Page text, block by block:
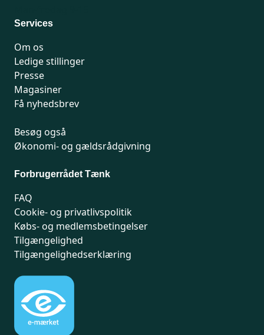
Services
Om os
Ledige stillinger
Presse
Magasiner
Få nyhedsbrev
Besøg også
Økonomi- og gældsrådgivning
Forbrugerrådet Tænk
FAQ
Cookie- og privatlivspolitik
Købs- og medlemsbetingelser
Tilgængelighed
Tilgængelighedserklæring